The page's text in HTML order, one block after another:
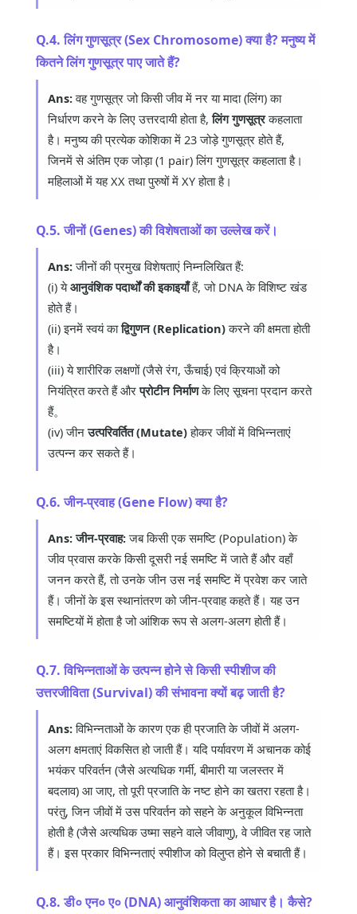
Q.4. लिंग गुणसूत्र (Sex Chromosome) क्या है? मनुष्य में
कितने लिंग गुणसूत्र पाए जाते हैं?
Ans:वह गुणसूत्र जो किसी जीव में नर या मादा (लिंग) का
निर्धारण करने के लिए उत्तरदायी होता है,लिंग गुणसूत्रकहलाता
है। मनुष्य की प्रत्येक कोशिका में 23 जोड़े गुणसूत्र होते हैं,
जिनमें से अंतिम एक जोड़ा (1 pair) लिंग गुणसूत्र कहलाता है।
महिलाओं में यह XX तथा पुरुषों में XY होता है।
Q.5. जीनों (Genes) की विशेषताओं का उल्लेख करें।
Ans:जीनों की प्रमुख विशेषताएं निम्नलिखित हैं:
(i) येआनुवंशिक पदार्थों की इकाइयाँहैं, जो DNA के विशिष्ट खंड
होते हैं।
(ii) इनमें स्वयं काद्विगुणन (Replication)करने की क्षमता होती
है।
(iii) ये शारीरिक लक्षणों (जैसे रंग, ऊँचाई) एवं क्रियाओं को
नियंत्रित करते हैं औरप्रोटीन निर्माणके लिए सूचना प्रदान करते
हैं。
(iv) जीनउत्परिवर्तित (Mutate)होकर जीवों में विभिन्नताएं
उत्पन्न कर सकते हैं।
Q.6. जीन-प्रवाह (Gene Flow) क्या है?
Ans: जीन-प्रवाह:जब किसी एक समष्टि (Population) के
जीव प्रवास करके किसी दूसरी नई समष्टि में जाते हैं और वहाँ
जनन करते हैं, तो उनके जीन उस नई समष्टि में प्रवेश कर जाते
हैं। जीनों के इस स्थानांतरण को जीन-प्रवाह कहते हैं। यह उन
समष्टियों में होता है जो आंशिक रूप से अलग-अलग होती हैं।
Q.7. विभिन्नताओं के उत्पन्न होने से किसी स्पीशीज की
उत्तरजीविता (Survival) की संभावना क्यों बढ़ जाती है?
Ans:विभिन्नताओं के कारण एक ही प्रजाति के जीवों में अलग-
अलग क्षमताएं विकसित हो जाती हैं। यदि पर्यावरण में अचानक कोई
भयंकर परिवर्तन (जैसे अत्यधिक गर्मी, बीमारी या जलस्तर में
बदलाव) आ जाए, तो पूरी प्रजाति के नष्ट होने का खतरा रहता है।
परंतु, जिन जीवों में उस परिवर्तन को सहने के अनुकूल विभिन्नता
होती है (जैसे अत्यधिक उष्मा सहने वाले जीवाणु), वे जीवित रह जाते
हैं। इस प्रकार विभिन्नताएं स्पीशीज को विलुप्त होने से बचाती हैं।
Q.8. डी० एन० ए० (DNA) आनुवंशिकता का आधार है। कैसे?